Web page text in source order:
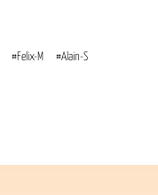
#Felix-M #Alain-S